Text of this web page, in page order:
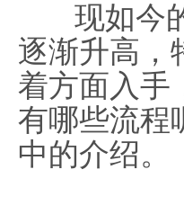
现如今的
逐渐升高，
着方面入手
有哪些流程
中的介绍。